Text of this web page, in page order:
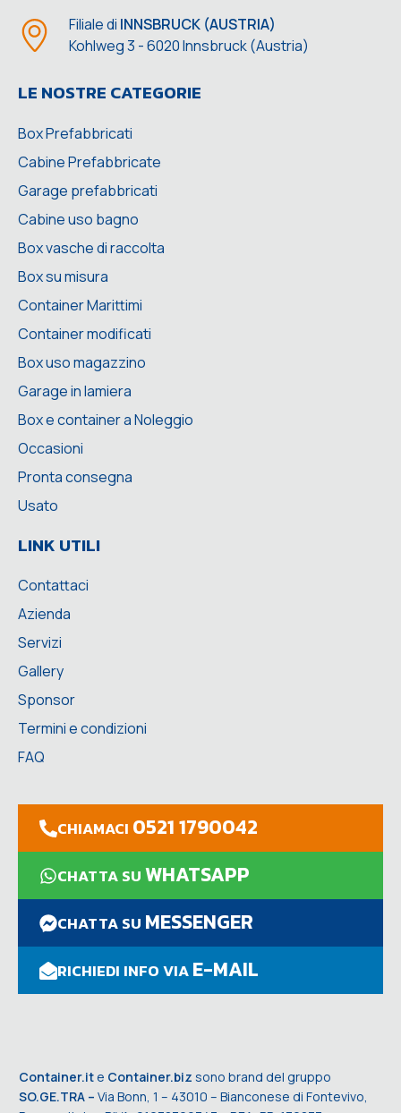
Filiale di INNSBRUCK (AUSTRIA)
Kohlweg 3 - 6020 Innsbruck (Austria)
LE NOSTRE CATEGORIE
Box Prefabbricati
Cabine Prefabbricate
Garage prefabbricati
Cabine uso bagno
Box vasche di raccolta
Box su misura
Container Marittimi
Container modificati
Box uso magazzino
Garage in lamiera
Box e container a Noleggio
Occasioni
Pronta consegna
Usato
LINK UTILI
Contattaci
Azienda
Servizi
Gallery
Sponsor
Termini e condizioni
FAQ
CHIAMACI 0521 1790042
CHATTA SUWHATSAPP
CHATTA SU MESSENGER
RICHIEDI INFO VIAE-MAIL
Container.it e Container.biz sono brand del gruppo
SO.GE.TRA – Via Bonn, 1 – 43010 – Bianconese di Fontevivo,